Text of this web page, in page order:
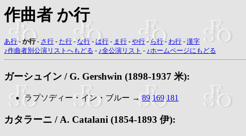
作曲者 か行
あ行- か行- さ行 - た行 - な行-は行 - ま行 - や行- ら行- わ行 - 漢字
♪作曲者別公演リストへもどる - ♪全公演リスト - ♪ホームページにもどる
ガーシュイン / G. Gershwin (1898-1937 米):
ラプソディー・イン・ブルー →89 169 181
カタラーニ / A. Catalani (1854-1893 伊):